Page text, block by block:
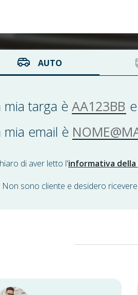
AUTO
mia targa èAA123BB
mia email èNOME@MAIL.IT
di aver letto l'informativa della
Non sono cliente e desidero